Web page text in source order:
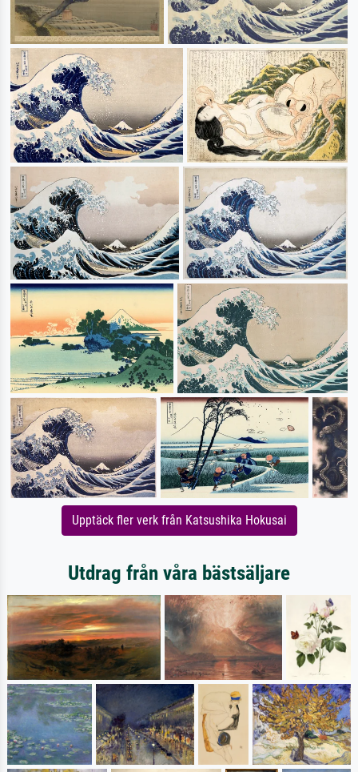
Upptäck fler verk från Katsushika Hokusai
Utdrag från våra bästsäljare